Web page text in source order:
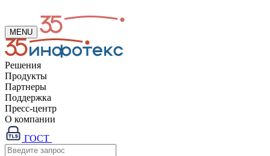
MENU
Решения
Продукты
Партнеры
Поддержка
Пресс-центр
О компании
ГОСТ